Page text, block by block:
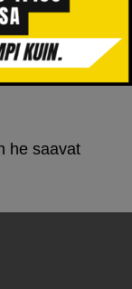
he saavat